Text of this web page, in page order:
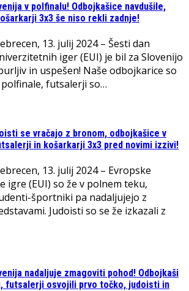
v polfinalu! Odbojkašice navdušile,
3x3 še niso rekli zadnje!
13. julij 2024 – Šesti dan
iger (EUI) je bil za Slovenijo
in uspešen! Naše odbojkarice so
futsalerji so…
se vračajo z bronom, odbojkašice v
in košarkarji 3x3 pred novimi izzivi!
13. julij 2024 – Evropske
igre (EUI) so že v polnem teku,
športniki pa nadaljujejo z
Judoisti so se že izkazali z
nadaljuje zmagoviti pohod! Odbojkaši
futsalerji osvojili prvo točko, judoisti in